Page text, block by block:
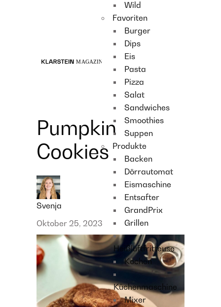
Wild
Favoriten
Burger
Dips
Eis
Pasta
Pizza
Salat
Sandwiches
Smoothies
Suppen
Produkte
Backen
Dörrautomat
Eismaschine
Entsafter
GrandPrix
Grillen
Heißluftfritteuse
Kochen
Küchenmaschine
Mixer
Pumpkin
Cookies
Svenja
Oktober 25, 2023